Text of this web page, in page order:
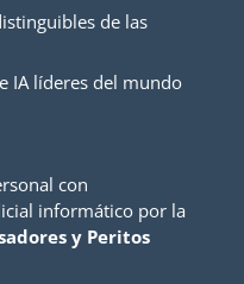
de las
IA líderes del mundo
con
informático por la
y Peritos